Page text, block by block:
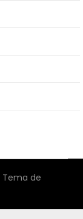
Tema de